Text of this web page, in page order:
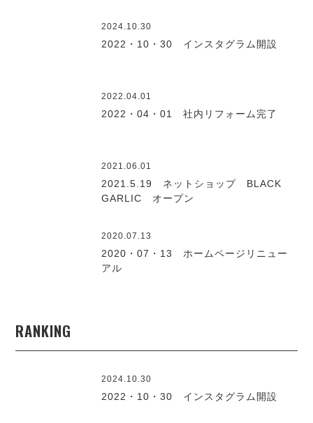
2024.10.30
2022・10・30 インスタグラム開設
2022.04.01
2022・04・01 社内リフォーム完了
2021.06.01
2021.5.19 ネットショップ BLACK
GARLIC オープン
2020.07.13
2020・07・13 ホームページリニュー
アル
RANKING
2024.10.30
2022・10・30 インスタグラム開設